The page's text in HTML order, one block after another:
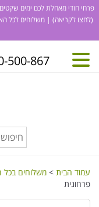
פרחי חודי מאחלת לכם ימים
(לחצו לקריאה) | משלוחים לכל
500-867
עמוד הבית > משלוחים בכל
פרחונית